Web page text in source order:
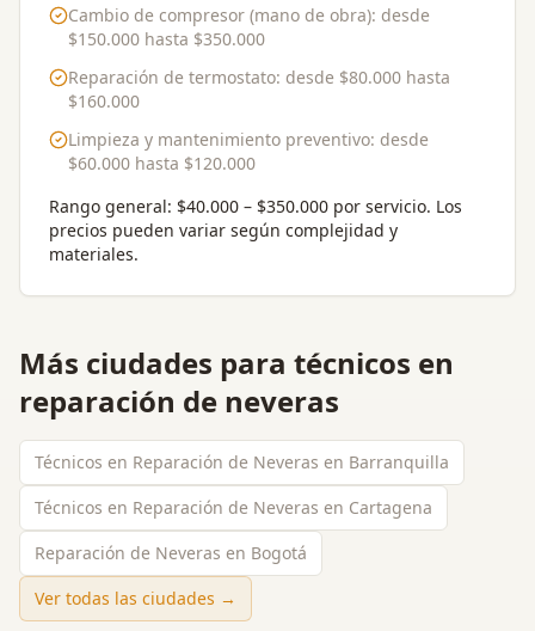
Cambio de compresor (mano de obra): desde
$150.000 hasta $350.000
Reparación de termostato: desde $80.000 hasta
$160.000
Limpieza y mantenimiento preventivo: desde
$60.000 hasta $120.000
Rango general: $40.000 – $350.000 por servicio. Los
precios pueden variar según complejidad y
materiales.
Más ciudades para técnicos en
reparación de neveras
Técnicos en Reparación de Neveras en Barranquilla
Técnicos en Reparación de Neveras en Cartagena
Reparación de Neveras en Bogotá
Ver todas las ciudades →